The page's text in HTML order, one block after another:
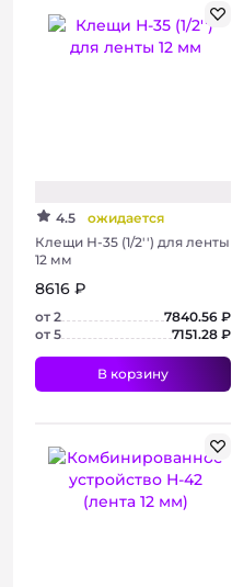
+ 2 фото
4.5
ожидается
Клещи Н-35 (1/2'') для ленты
12 мм
8616 ₽
от 2
7840.56 ₽
от 5
7151.28 ₽
В корзину